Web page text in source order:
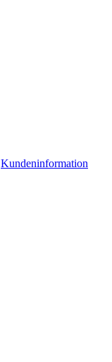
Kundeninformation